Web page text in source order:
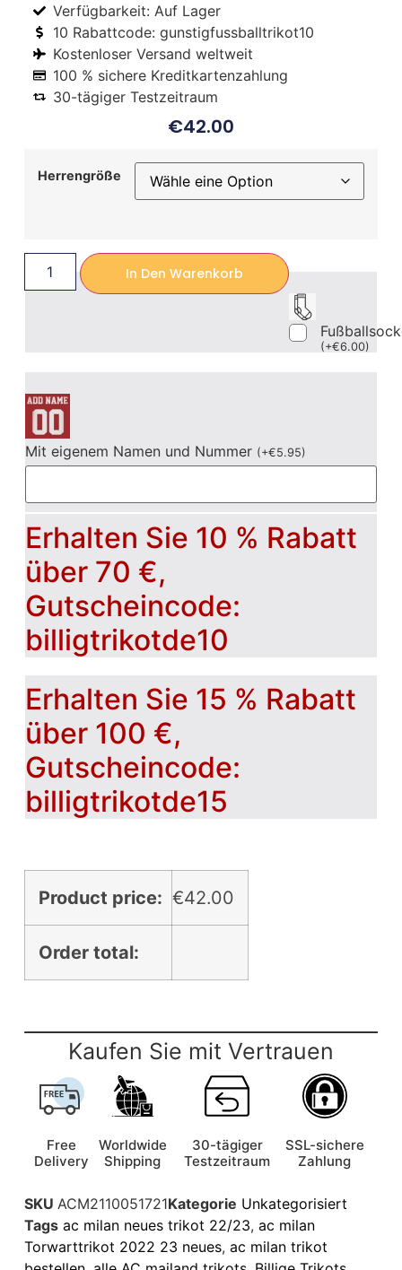
Verfügbarkeit: Auf Lager
10 Rabattcode: gunstigfussballtrikot10
Kostenloser Versand weltweit
100 % sichere Kreditkartenzahlung
30-tägiger Testzeitraum
€42.00
Herrengröße
In Den Warenkorb
(+€6.00)
Mit eigenem Namen und Nummer (+€5.95)
Erhalten Sie 10 % Rabatt
über 70 €,
Gutscheincode:
billigtrikotde10
Erhalten Sie 15 % Rabatt
über 100 €,
Gutscheincode:
billigtrikotde15
Product price: €42.00
Order total:
Kaufen Sie mit Vertrauen
Free
Delivery
Worldwide
Shipping
30-tägiger
Testzeitraum
SSL-sichere
Zahlung
SKU ACM2110051721Kategorie Unkategorisiert
Tags ac milan neues trikot 22/23, ac milan
Torwarttrikot 2022 23 neues, ac milan trikot